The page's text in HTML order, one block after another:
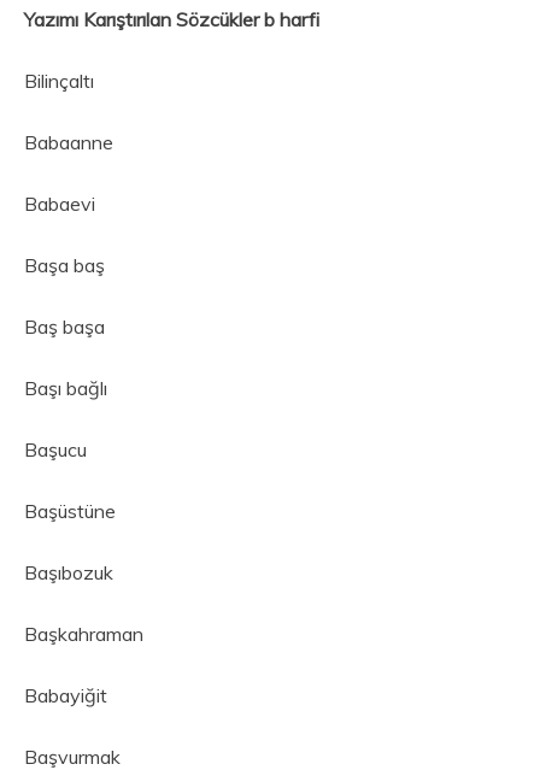
Yazımı Karıştırılan Sözcükler b harfi
Bilinçaltı
Babaanne
Babaevi
Başa baş
Baş başa
Başı bağlı
Başucu
Başüstüne
Başıbozuk
Başkahraman
Babayiğit
Başvurmak